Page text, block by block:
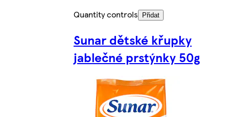
Quantity controls
Přidat
Sunar dětské křupky
jablečné prstýnky 50g